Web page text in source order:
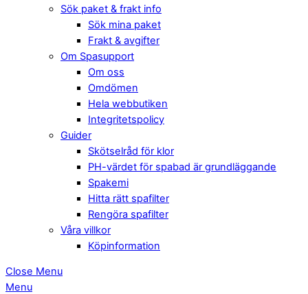
Sök paket & frakt info
Sök mina paket
Frakt & avgifter
Om Spasupport
Om oss
Omdömen
Hela webbutiken
Integritetspolicy
Guider
Skötselråd för klor
PH-värdet för spabad är grundläggande
Spakemi
Hitta rätt spafilter
Rengöra spafilter
Våra villkor
Köpinformation
Close Menu
Menu